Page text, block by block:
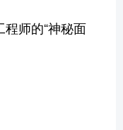
师的“神秘面